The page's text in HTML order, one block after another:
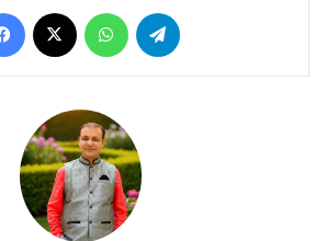
Facebook WhatsApp